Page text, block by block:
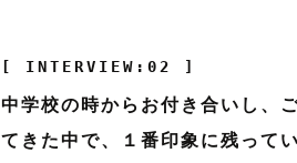
[ INTERVIEW:02 ]
中学校の時からお付き合いし、
てきた中で、１番印象に残って